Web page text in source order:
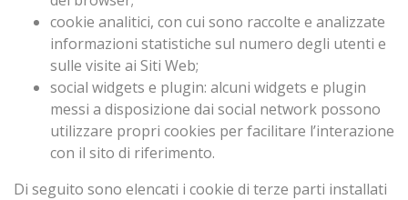
cookie analitici, con cui sono raccolte e analizzate
informazioni statistiche sul numero degli utenti e
sulle visite ai Siti Web;
social widgets e plugin: alcuni widgets e plugin
messi a disposizione dai social network possono
utilizzare propri cookies per facilitare l’interazione
con il sito di riferimento.
Di seguito sono elencati i cookie di terze parti installati